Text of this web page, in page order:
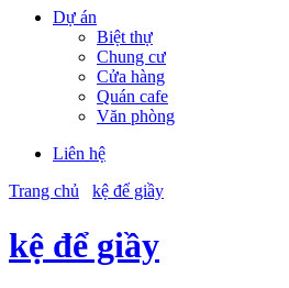
Dự án
Biệt thự
Chung cư
Cửa hàng
Quán cafe
Văn phòng
Liên hệ
Trang chủ
kệ để giầy
kệ để giầy